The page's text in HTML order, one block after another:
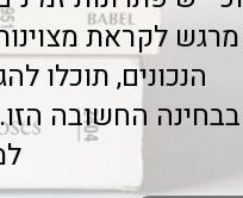
מרגש לקראת
הנכונים, תוכלו
בבחינה החשובה